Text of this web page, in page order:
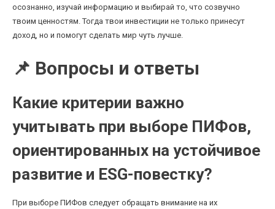
осознанно, изучай информацию и выбирай то, что созвучно
твоим ценностям. Тогда твои инвестиции не только принесут
доход, но и помогут сделать мир чуть лучше.
📌 Вопросы и ответы
Какие критерии важно
учитывать при выборе ПИФов,
ориентированных на устойчивое
развитие и ESG-повестку?
При выборе ПИФов следует обращать внимание на их